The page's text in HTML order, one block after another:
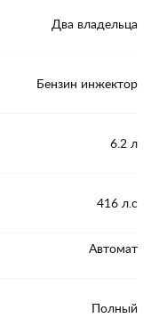
Два владельца
Бензин инжектор
6.2 л
416 л.с
Автомат
Полный